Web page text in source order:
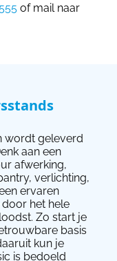
of mail naar
wordt geleverd
aan een
afwerking,
verlichting,
ervaren
het hele
Zo start je
basis
kun je
is bedoeld